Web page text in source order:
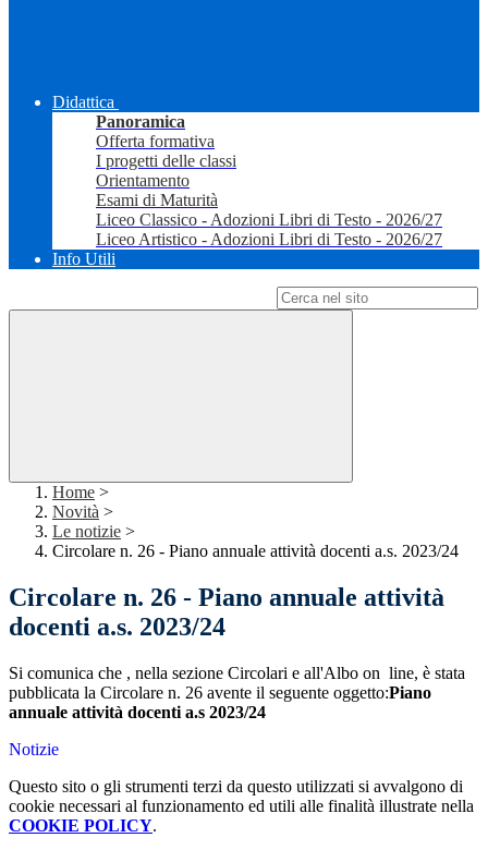
Didattica
Panoramica
Offerta formativa
I progetti delle classi
Orientamento
Esami di Maturità
Liceo Classico - Adozioni Libri di Testo - 2026/27
Liceo Artistico - Adozioni Libri di Testo - 2026/27
Info Utili
Home >
Novità >
Le notizie >
Circolare n. 26 - Piano annuale attività docenti a.s. 2023/24
Circolare n. 26 - Piano annuale attività
docenti a.s. 2023/24
Si comunica che , nella sezione Circolari e all'Albo on line, è stata
pubblicata la Circolare n. 26 avente il seguente oggetto:Piano
annuale attività docenti a.s 2023/24
Notizie
Questo sito o gli strumenti terzi da questo utilizzati si avvalgono di
cookie necessari al funzionamento ed utili alle finalità illustrate nella
COOKIE POLICY.